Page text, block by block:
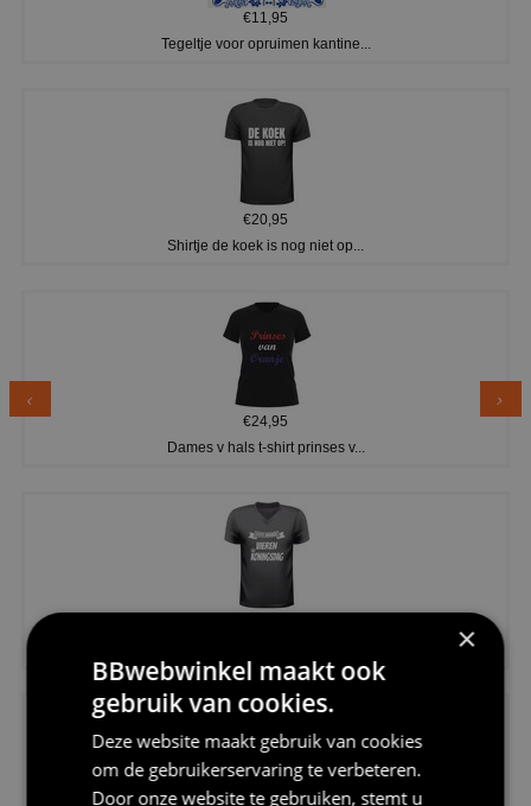
€11,95
Tegeltje voor opruimen kantine...
€20,95
Shirtje de koek is nog niet op...
€24,95
Dames v hals t-shirt prinses v...
×
BBwebwinkel maakt ook
gebruik van cookies.
Deze website maakt gebruik van cookies
om de gebruikerservaring te verbeteren.
Door onze website te gebruiken, stemt u